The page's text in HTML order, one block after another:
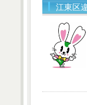
江東区